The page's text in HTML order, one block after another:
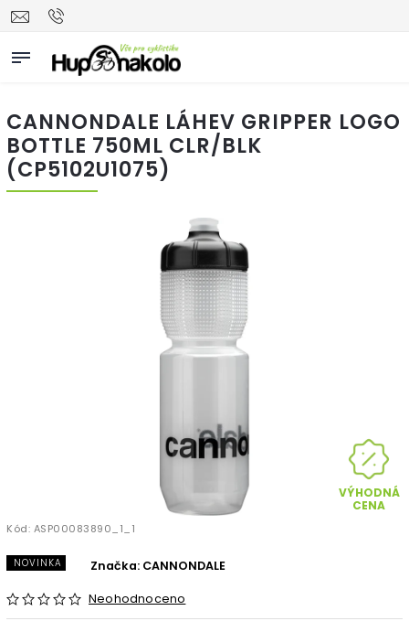
CANNONDALE LÁHEV GRIPPER LOGO
BOTTLE 750ML CLR/BLK
(CP5102U1075)
VÝHODNÁ
CENA
Kód: ASP00083890_1_1
NOVINKA
Neohodnoceno
Značka: CANNONDALE